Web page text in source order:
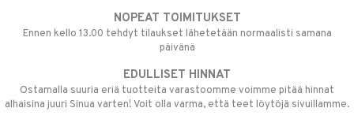
NOPEAT TOIMITUKSET
Ennen kello 13.00 tehdyt tilaukset lähetetään normaalisti samana
päivänä
EDULLISET HINNAT
Ostamalla suuria eriä tuotteita varastoomme voimme pitää hinnat
alhaisina juuri Sinua varten! Voit olla varma, että teet löytöjä sivuillamme.